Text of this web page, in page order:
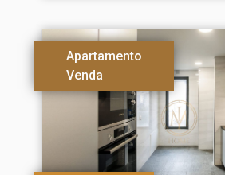
Apartamento
Venda